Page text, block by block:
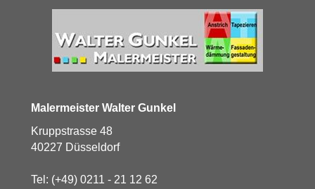
Malermeister Walter Gunkel
Kruppstrasse 48
40227 Düsseldorf
Tel: (+49) 0211 - 21 12 62